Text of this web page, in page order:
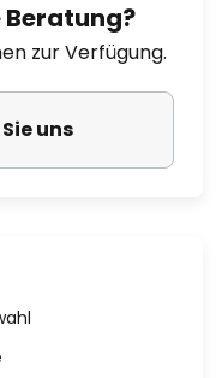
Beratung?
zur Verfügung.
uns